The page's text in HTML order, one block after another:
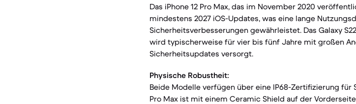
Das iPhone 12 Pro Max, das im November 2020
mindestens 2027 iOS-Updates, was eine lange
Sicherheitsverbesserungen gewährleistet. Das Galaxy
wird typischerweise für vier bis fünf Jahre mit großen
Sicherheitsupdates versorgt.
Physische Robustheit:
Beide Modelle verfügen über eine IP68-Zertifizierung für
Pro Max ist mit einem Ceramic Shield auf der